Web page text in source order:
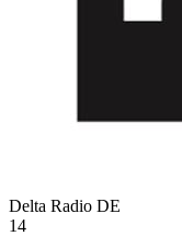
Delta Radio DE
14